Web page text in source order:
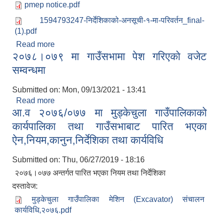
pmep notice.pdf
1594793247-निर्देशिकाको-अनसूची-१-मा-परिवर्तन_final-
(1).pdf
Read more
(फारम सहित)
२०७८।०७९ मा गाउँसभामा पेश गरिएकाे वजेट
सम्वन्धमा
Submitted on: Mon, 09/13/2021 - 13:41
Read more
सम्वन्धमा
आ.व २०७६/०७७ मा मुड्केचुला गाउँपालिकाको
कार्यपालिका तथा गाउँसभाबाट पारित भएका
ऐन,नियम,कानुन,निर्देशिका तथा कार्यविधि
Submitted on: Thu, 06/27/2019 - 18:16
२०७६।०७७ अन्तर्गत पारित भएका नियम तथा निर्देशिका
दस्तावेज:
मुड्केचुला गाउँपालिका मेशिन (Excavator) संचालन
कार्यविधि,२०७६.pdf